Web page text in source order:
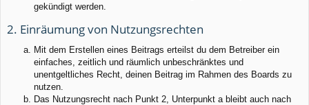
gekündigt werden.
2. Einräumung von Nutzungsrechten
Mit dem Erstellen eines Beitrags erteilst du dem Betreiber ein
einfaches, zeitlich und räumlich unbeschränktes und
unentgeltliches Recht, deinen Beitrag im Rahmen des Boards zu
nutzen.
Das Nutzungsrecht nach Punkt 2, Unterpunkt a bleibt auch nach